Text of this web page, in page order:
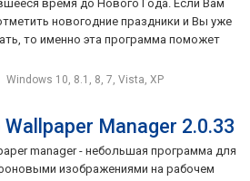
время до Нового Года. Если Вам
новогодние праздники и Вы уже
то именно эта программа поможет
Windows 10, 8.1, 8, 7, Vista, XP
Manager 2.0.33
manager - небольшая программа для
изображениями на рабочем